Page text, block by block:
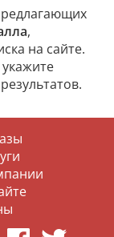
,
на сайте.